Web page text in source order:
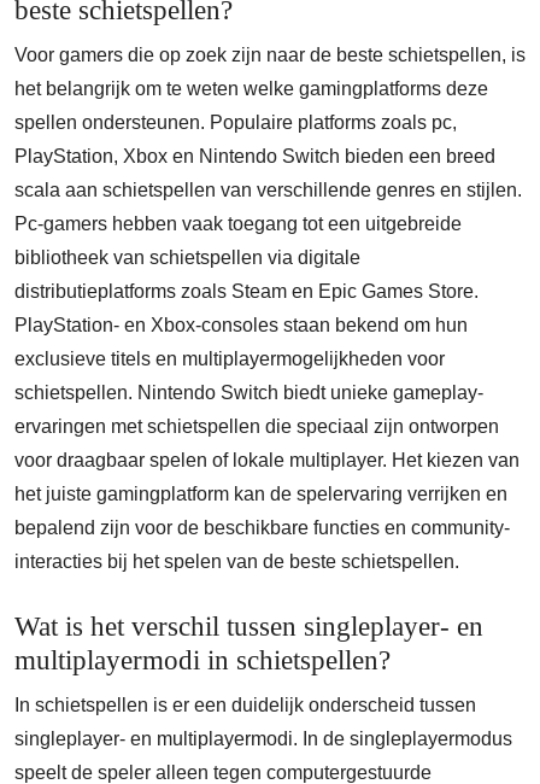
beste schietspellen?
Voor gamers die op zoek zijn naar de beste schietspellen, is
het belangrijk om te weten welke gamingplatforms deze
spellen ondersteunen. Populaire platforms zoals pc,
PlayStation, Xbox en Nintendo Switch bieden een breed
scala aan schietspellen van verschillende genres en stijlen.
Pc-gamers hebben vaak toegang tot een uitgebreide
bibliotheek van schietspellen via digitale
distributieplatforms zoals Steam en Epic Games Store.
PlayStation- en Xbox-consoles staan bekend om hun
exclusieve titels en multiplayermogelijkheden voor
schietspellen. Nintendo Switch biedt unieke gameplay-
ervaringen met schietspellen die speciaal zijn ontworpen
voor draagbaar spelen of lokale multiplayer. Het kiezen van
het juiste gamingplatform kan de spelervaring verrijken en
bepalend zijn voor de beschikbare functies en community-
interacties bij het spelen van de beste schietspellen.
Wat is het verschil tussen singleplayer- en
multiplayermodi in schietspellen?
In schietspellen is er een duidelijk onderscheid tussen
singleplayer- en multiplayermodi. In de singleplayermodus
speelt de speler alleen tegen computergestuurde